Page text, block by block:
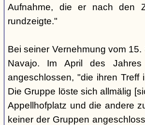
Aufnahme, die er nach den
rundzeigte."
Bei seiner Vernehmung vom
Navajo. Im April des
angeschlossen, "die ihren Treff
Die Gruppe löste sich allmälig
Appellhofplatz und die andere
keiner der Gruppen